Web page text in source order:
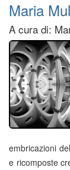
Maria
A cura di:
embricazioni
e ricomposte